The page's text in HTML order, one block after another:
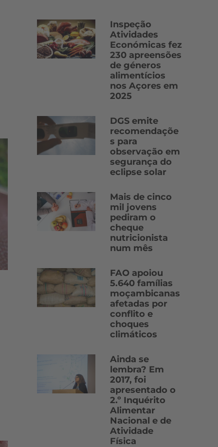
Inspeção
Atividades
Económicas fez
230 apreensões
de géneros
alimentícios
nos Açores em
2025
DGS emite
recomendaçõe
s para
observação em
segurança do
eclipse solar
Mais de cinco
mil jovens
pediram o
cheque
nutricionista
num mês
FAO apoiou
5.640 famílias
moçambicanas
afetadas por
conflito e
choques
climáticos
Ainda se
lembra? Em
2017, foi
apresentado o
2.º Inquérito
Alimentar
Nacional e de
Atividade
Física